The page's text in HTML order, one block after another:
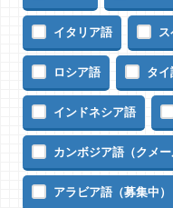
イタリア語
ロシア語 タイ
インドネシア語
カンボジア語（クメー
アラビア語（募集中）